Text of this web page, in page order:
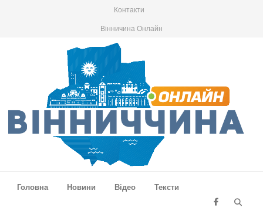
Контакти
Вінничина Онлайн
Головна
Новини Відео Тексти